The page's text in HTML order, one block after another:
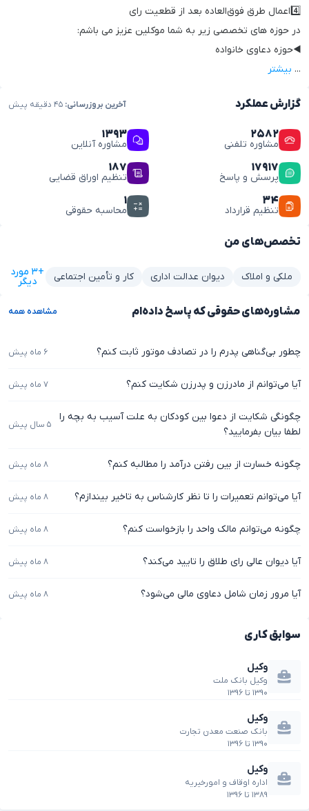
4️⃣اعمال طرق فوق‌العاده بعد از قطعیت رای
در حوزه های تخصصی زیر به شما موکلین عزیز می باشم:
◀️حوزه دعاوی خانواده ‌‌‌
... بیشتر
گزارش عملکرد آخرین بروزرسانی:
۲۵۸۲
مشاوره تلفنی
۱۳۹۳
مشاوره آنلاین
۱۷۹۱۷
پرسش و پاسخ
۱۸۷
تنظیم اوراق قضایی
۳۴
تنظیم قرارداد
۱
محاسبه حقوقی
تخصص‌های من
ملکی و املاک دیوان عدالت اداری کار و تأمین اجتماعی +۳ مورد
دیگر
مشاوره‌های حقوقی که پاسخ داده‌ام مشاهده همه
چطور بی‌گناهی پدرم را در تصادف موتور ثابت کنم؟ ۶ ماه پیش
آیا می‌توانم از مادرزن و پدرزن شکایت کنم؟ ۷ ماه پیش
چگونگی شکایت از دعوا بین کودکان به علت آسیب به بچه را
لطفا بیان بفرمایید؟
۵ سال پیش
چگونه خسارت از بین رفتن درآمد را مطالبه کنم؟ ۸ ماه پیش
آیا می‌توانم تعمیرات را تا نظر کارشناس به تاخیر بیندازم؟ ۸ ماه پیش
چگونه می‌توانم مالک واحد را بازخواست کنم؟ ۸ ماه پیش
آیا دیوان عالی رای طلاق را تایید می‌کند؟ ۸ ماه پیش
آیا مرور زمان شامل دعاوی مالی می‌شود؟ ۸ ماه پیش
سوابق کاری
وکیل
وکیل بانک ملت
۱۳۹۰ تا ۱۳۹۶
وکیل
بانک صنعت معدن تجارت
۱۳۹۰ تا ۱۳۹۶
وکیل
اداره اوقاف و امورخیریه
۱۳۸۹ تا ۱۳۹۶